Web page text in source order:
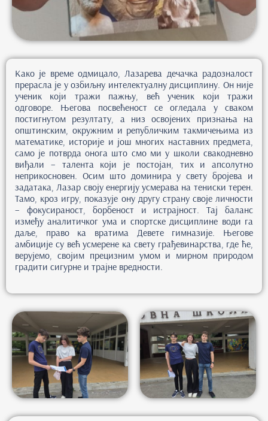
Како је време одмицало, Лазарева дечачка радозналост
прерасла је у озбиљну интелектуалну дисциплину. Он није
ученик који тражи пажњу, већ ученик који тражи
одговоре. Његова посвећеност се огледала у сваком
постигнутом резултату, а низ освојених признања на
општинским, окружним и републичким такмичењима из
математике, историје и још многих наставних предмета,
само је потврда онога што смо ми у школи свакодневно
виђали – талента који је постојан, тих и апсолутно
неприкосновен. Осим што доминира у свету бројева и
задатака, Лазар своју енергију усмерава на тениски терен.
Тамо, кроз игру, показује ону другу страну своје личности
– фокусираност, борбеност и истрајност. Тај баланс
између аналитичког ума и спортске дисциплине води га
даље, право ка вратима Девете гимназије. Његове
амбиције су већ усмерене ка свету грађевинарства, где ће,
верујемо, својим прецизним умом и мирном природом
градити сигурне и трајне вредности.